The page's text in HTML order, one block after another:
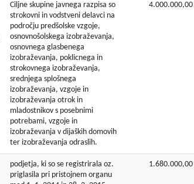
Ciljne skupine javnega razpisa so
strokovni in vodstveni delavci na
področju predšolske vzgoje,
osnovnošolskega izobraževanja,
osnovnega glasbenega
izobraževanja, poklicnega in
strokovnega izobraževanja,
srednjega splošnega
izobraževanja, vzgoje in
izobraževanja otrok in
mladostnikov s posebnimi
potrebami, vzgoje in
izobraževanja v dijaških domovih
ter izobraževanja odraslih.
4.000.000,00
podjetja, ki so se registrirala oz.
priglasila pri pristojnem organu
1.680.000,00